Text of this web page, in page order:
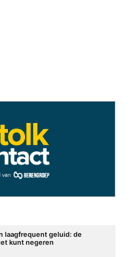
laagfrequent geluid: de
kunt negeren